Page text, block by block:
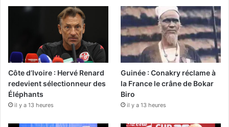
Côte d’Ivoire : Hervé Renard
redevient sélectionneur des
Éléphants
il y a 13 heures
Guinée : Conakry réclame à
la France le crâne de Bokar
Biro
il y a 13 heures